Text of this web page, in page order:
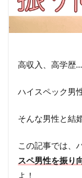
高収入、高学歴…
ハイスペック男
そんな男性と結
この記事では、
スペ男性を振り
よ！